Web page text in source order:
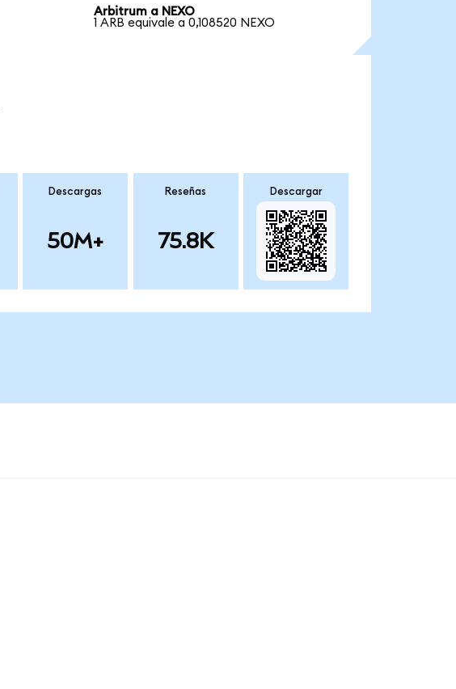
Arbitrum a NEXO
1 ARB equivale a 0,108520 NEXO
Descargas
50M+
Reseñas
75.8K
Descargar